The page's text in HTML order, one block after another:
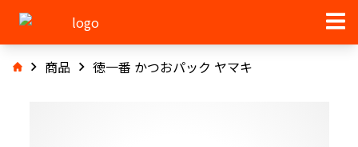
商品 徳一番 かつおパック ヤマキ